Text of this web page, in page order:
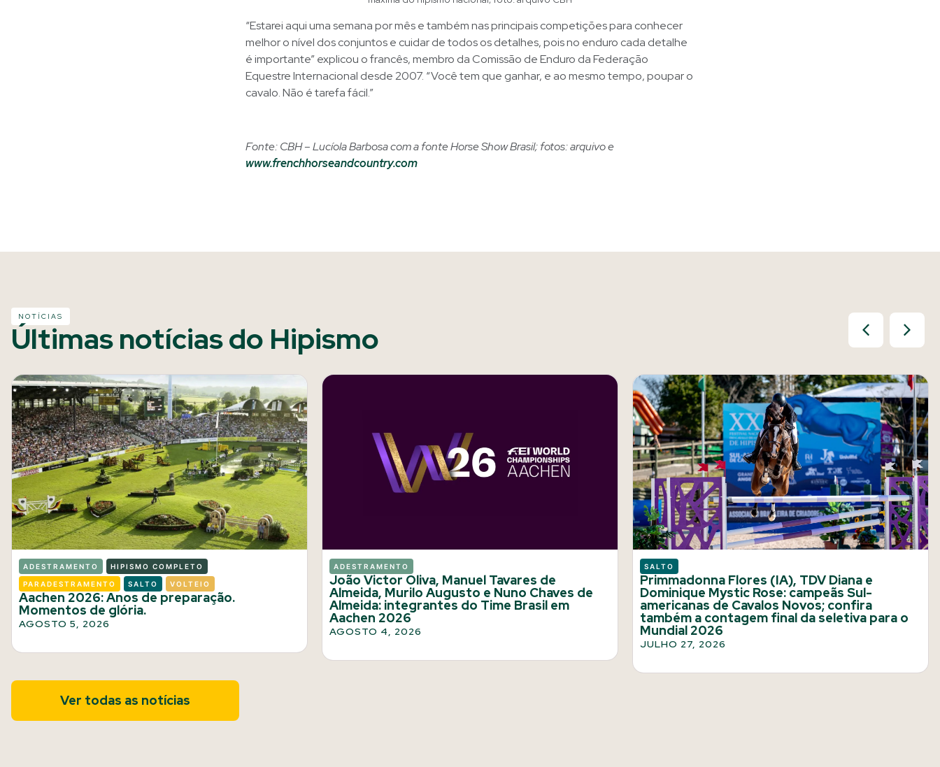
“Estarei aqui uma semana por mês e também nas principais competições para conhecer
melhor o nível dos conjuntos e cuidar de todos os detalhes, pois no enduro cada detalhe
é importante” explicou o francês, membro da Comissão de Enduro da Federação
Equestre Internacional desde 2007. “Você tem que ganhar, e ao mesmo tempo, poupar o
cavalo. Não é tarefa fácil.”
Fonte: CBH – Lucíola Barbosa com a fonte Horse Show Brasil; fotos: arquivo e
www.frenchhorseandcountry.com
NOTÍCIAS
Últimas notícias do Hipismo
ADESTRAMENTO HIPISMO COMPLETO
PARADESTRAMENTO SALTO VOLTEIO
Aachen 2026: Anos de preparação.
Momentos de glória.
AGOSTO 5, 2026
ADESTRAMENTO
João Victor Oliva, Manuel Tavares de
Almeida, Murilo Augusto e Nuno Chaves de
Almeida: integrantes do Time Brasil em
Aachen 2026
AGOSTO 4, 2026
SALTO
Primmadonna Flores (IA), TDV Diana e
Dominique Mystic Rose: campeãs Sul-
americanas de Cavalos Novos; confira
também a contagem final da seletiva para o
Mundial 2026
JULHO 27, 2026
Ver todas as notícias